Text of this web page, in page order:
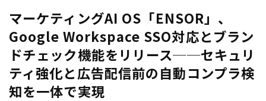
マーケティングAI OS「ENSOR」、
Google Workspace SSO対応とブラン
ドチェック機能をリリース──セキュリ
ティ強化と広告配信前の自動コンプラ検
知を一体で実現